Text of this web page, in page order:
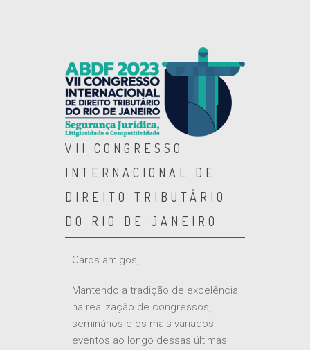
VII CONGRESSO
INTERNACIONAL DE
DIREITO TRIBUTÁRIO
DO RIO DE JANEIRO
Caros amigos,
Mantendo a tradição de excelência
na realização de congressos,
seminários e os mais variados
eventos ao longo dessas últimas